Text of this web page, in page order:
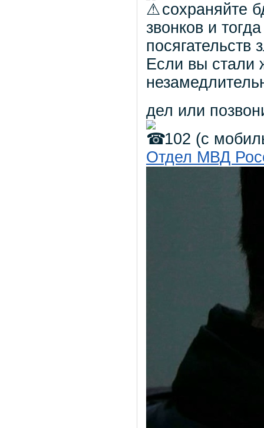
сохраняйте
звонков и
Если вы стали
дел или
102 (с
Отдел МВД